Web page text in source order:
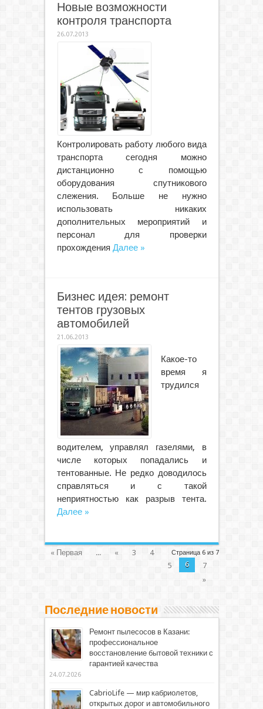
Новые возможности
контроля транспорта
26.07.2013
Контролировать работу любого вида
транспорта сегодня можно
дистанционно с помощью
оборудования спутникового
слежения. Больше не нужно
использовать никаких
дополнительных мероприятий и
персонал для проверки
прохождения Далее »
Бизнес идея: ремонт
тентов грузовых
автомобилей
21.06.2013
Какое-то
время я
трудился
водителем, управлял газелями, в
числе которых попадались и
тентованные. Не редко доводилось
справляться и с такой
неприятностью как разрыв тента.
Далее »
Страница 6 из 7
« Первая ... « 3
4
5
6
7
»
Последние новости
Ремонт пылесосов в Казани:
профессиональное
восстановление бытовой техники с
гарантией качества
24.07.2026
CabrioLife — мир кабриолетов,
открытых дорог и автомобильного